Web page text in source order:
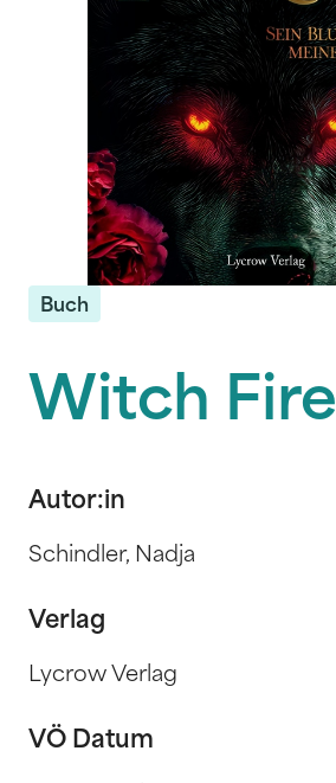
Buch
Witch Fire
Autor:in
Schindler, Nadja
Verlag
Lycrow Verlag
VÖ Datum